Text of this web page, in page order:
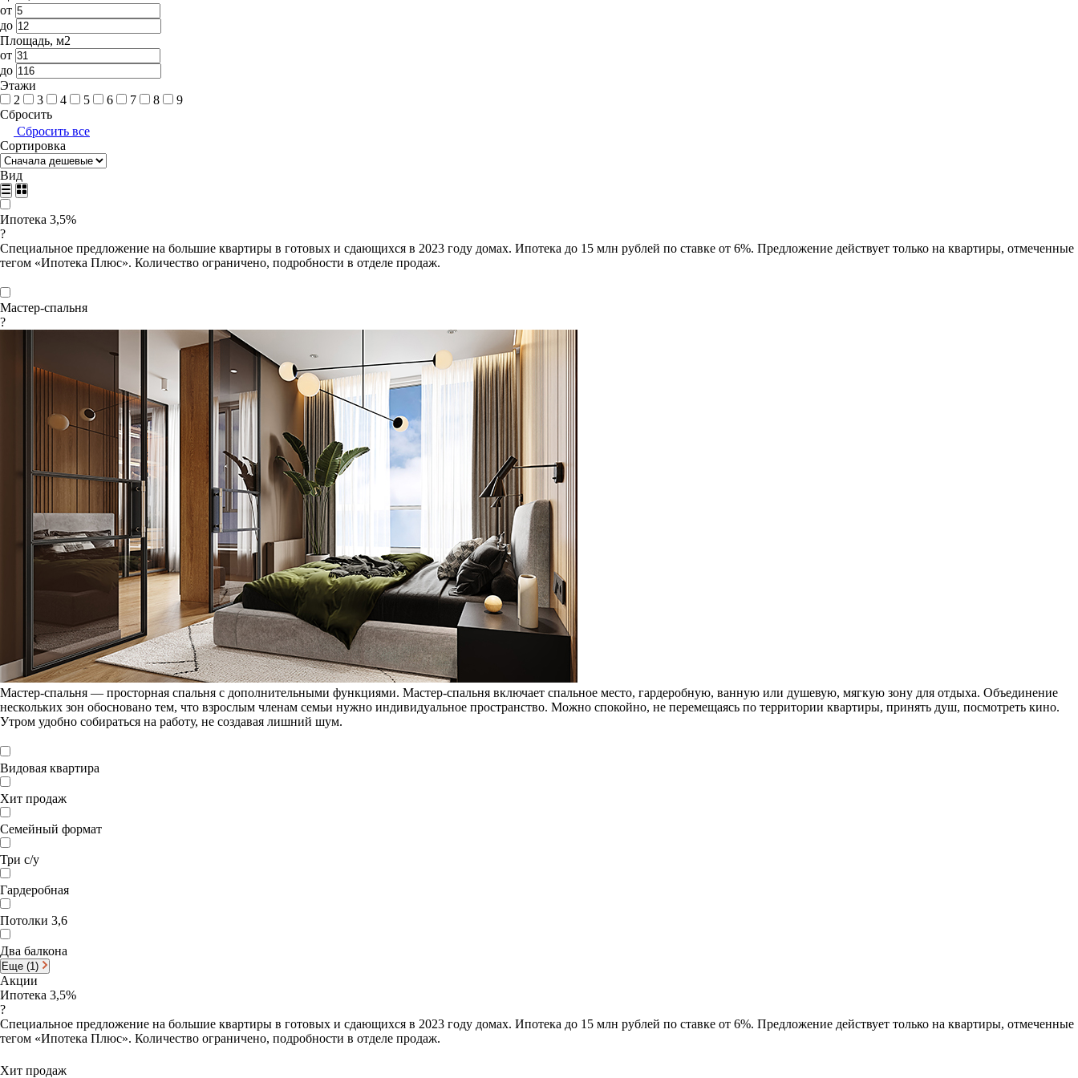
от
до
Площадь, м2
от
до
Этажи
2
3 4 5 6 7 8
9
Сбросить
Сбросить все
Сортировка
Вид
Ипотека 3,5%
?
Специальное предложение на большие квартиры в готовых и сдающихся в 2023 году домах. Ипотека до 15 млн рублей по ставке от 6%. Предложение действует только на квартиры, отмеченные
тегом «Ипотека Плюс». Количество ограничено, подробности в отделе продаж.
Мастер-спальня
?
Мастер-спальня — просторная спальня с дополнительными функциями. Мастер-спальня включает спальное место, гардеробную, ванную или душевую, мягкую зону для отдыха. Объединение
нескольких зон обосновано тем, что взрослым членам семьи нужно индивидуальное пространство. Можно спокойно, не перемещаясь по территории квартиры, принять душ, посмотреть кино.
Утром удобно собираться на работу, не создавая лишний шум.
Видовая квартира
Хит продаж
Семейный формат
Три с/у
Гардеробная
Потолки 3,6
Два балкона
Еще (1)
Акции
Ипотека 3,5%
?
Специальное предложение на большие квартиры в готовых и сдающихся в 2023 году домах. Ипотека до 15 млн рублей по ставке от 6%. Предложение действует только на квартиры, отмеченные
тегом «Ипотека Плюс». Количество ограничено, подробности в отделе продаж.
Хит продаж